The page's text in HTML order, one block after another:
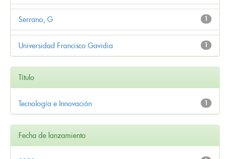
1
Serrano, G
1
Universidad Francisco Gavidia
Título
1
Tecnología e Innovación
Fecha de lanzamiento